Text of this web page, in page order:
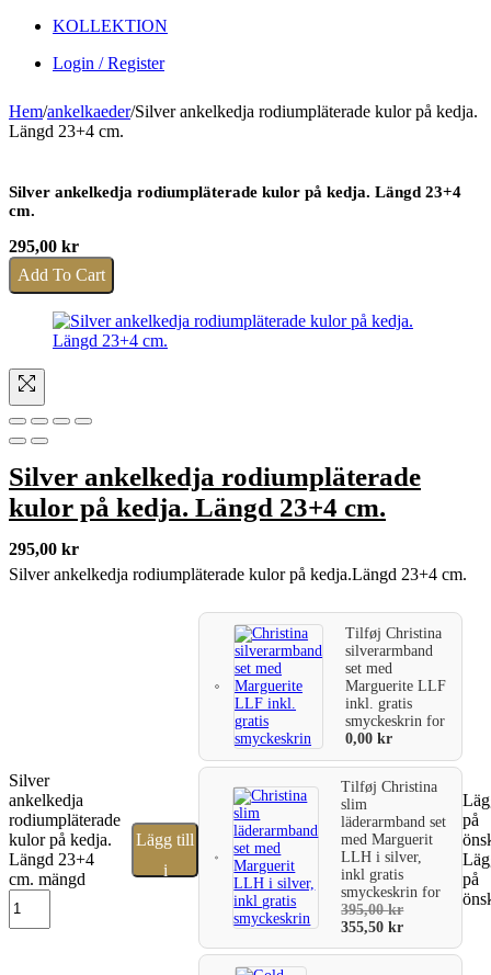
KOLLEKTION
Login / Register
Hem/ankelkaeder/Silver ankelkedja rodiumpläterade kulor på kedja.
Längd 23+4 cm.
Silver ankelkedja rodiumpläterade kulor på kedja. Längd 23+4
cm.
295,00 kr
Add To Cart
Silver ankelkedja rodiumpläterade
kulor på kedja. Längd 23+4 cm.
295,00 kr
Silver ankelkedja rodiumpläterade kulor på kedja.Längd 23+4 cm.
Silver
ankelkedja
rodiumpläterade
kulor på kedja.
Längd 23+4
cm. mängd
Lägg till
i
TilføjChristina
silverarmband
set med
Marguerite LLF
inkl. gratis
smyckeskrinfor
0,00kr
TilføjChristina
slim
läderarmband set
med Marguerit
LLH i silver,
inkl gratis
smyckeskrinfor
395,00kr
355,50kr
på
på